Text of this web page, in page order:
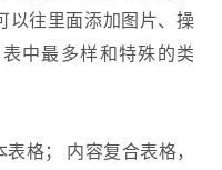
以往里面添加图片、操
中最多样和特殊的类
格； 内容复合表格，